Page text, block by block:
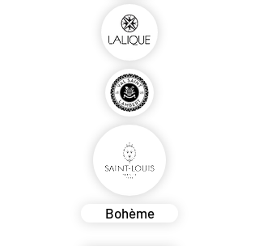
Bohème